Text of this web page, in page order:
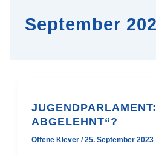
September
ABGELEHNT“?
Offene Klever/25. September 2023